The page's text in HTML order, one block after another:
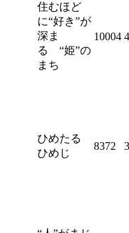
住むほど
に“好き”が
深ま
る “姫”の
まち
10004
ひめたる
ひめじ
8372